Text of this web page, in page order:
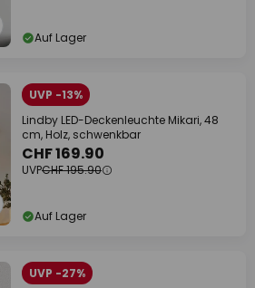
Auf Lager
UVP -13%
Lindby LED-Deckenleuchte Mikari, 48
cm, Holz, schwenkbar
CHF 169.90
UVPCHF 195.90
Auf Lager
UVP -27%